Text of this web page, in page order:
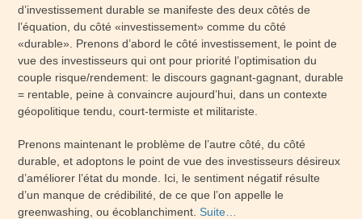
d’investissement durable se manifeste des deux côtés de
l’équation, du côté «investissement» comme du côté
«durable». Prenons d’abord le côté investissement, le point de
vue des investisseurs qui ont pour priorité l’optimisation du
couple risque/rendement: le discours gagnant-gagnant, durable
= rentable, peine à convaincre aujourd’hui, dans un contexte
géopolitique tendu, court-termiste et militariste.
Prenons maintenant le problème de l’autre côté, du côté
durable, et adoptons le point de vue des investisseurs désireux
d’améliorer l’état du monde. Ici, le sentiment négatif résulte
d’un manque de crédibilité, de ce que l’on appelle le
greenwashing, ou écoblanchiment.Suite…